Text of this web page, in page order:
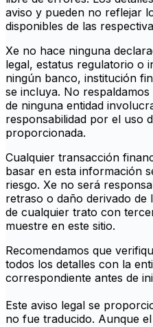
aviso y pueden no reflejar
disponibles de las
Xe no hace ninguna
legal, estatus regulatorio o
ningún banco, institución
se incluya. No
de ninguna entidad
responsabilidad por el uso
proporcionada.
Cualquier transacción
basar en esta información
riesgo. Xe no será
retraso o daño derivado de
de cualquier trato con
muestre en este sitio.
Recomendamos que
todos los detalles con la
correspondiente antes de
Este aviso legal se
no fue traducido. Aunque